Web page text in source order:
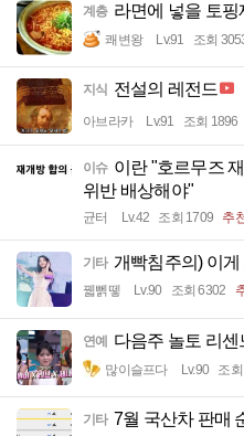
계층 라면에 넣을 토
쾌변왕 Lv.91 조회
지식 전설의 레전드
아브라카 Lv.91 조회 1896
이슈 이란 "호르무즈
위반 배상해야"
균터 Lv.42 조회 1709 추
기타 개빡침주의) 이게
꿻뻵뗗 Lv.90 조회 6302
연예 다음주 놀토 리센
많이슬프다 Lv.90 조
기타 7월 국산차 판매